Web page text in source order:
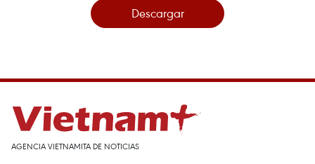
Descargar
AGENCIA VIETNAMITA DE NOTICIAS